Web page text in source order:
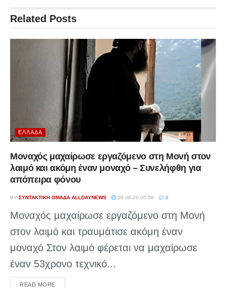
Related Posts
ΕΛΛΆΔΑ
Μοναχός μαχαίρωσε εργαζόμενο στη Μονή στον
λαιμό και ακόμη έναν μοναχό – Συνελήφθη για
απόπειρα φόνου
BY ΣΥΝΤΑΚΤΙΚΉ ΟΜΆΔΑ ALLDAYNEWS 08-08-26 00:59 0
Μοναχός μαχαίρωσε εργαζόμενο στη Μονή
στον λαιμό και τραυμάτισε ακόμη έναν
μοναχό Στον λαιμό φέρεται να μαχαίρωσε
έναν 53χρονο τεχνικό...
READ MOREDETAILS